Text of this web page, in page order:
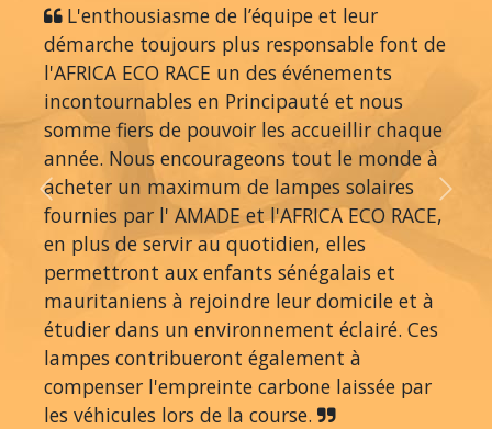
L'enthousiasme de l’équipe et leur
démarche toujours plus responsable font de
l'AFRICA ECO RACE un des événements
incontournables en Principauté et nous
somme fiers de pouvoir les accueillir chaque
année. Nous encourageons tout le monde à
acheter un maximum de lampes solaires
fournies par l' AMADE et l'AFRICA ECO RACE,
en plus de servir au quotidien, elles
permettront aux enfants sénégalais et
mauritaniens à rejoindre leur domicile et à
étudier dans un environnement éclairé. Ces
lampes contribueront également à
compenser l'empreinte carbone laissée par
les véhicules lors de la course.
Previous Next